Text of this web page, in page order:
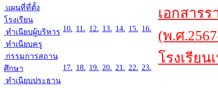
แผนที่ที่ตั้ง
โรงเรียน
ทำเนียบผู้บริหาร
ทำเนียบครู
กรรมการสถาน
ศึกษา
ทำเนียบประธาน
10. 11. 12. 13. 14. 15. 16.
17. 18. 19. 20. 21. 22. 23.
เอกสาร
(พ.ศ
โรงเรีย